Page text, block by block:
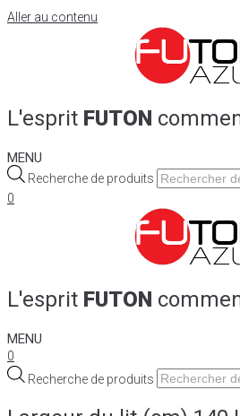
Aller au contenu
L'esprit FUTON
MENU
Recherche de produits
0
L'esprit FUTON
MENU
0
Recherche de produits